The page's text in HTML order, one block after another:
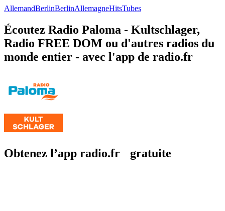
AllemandBerlinBerlinAllemagneHitsTubes
Écoutez Radio Paloma - Kultschlager,
Radio FREE DOM ou d'autres radios du
monde entier - avec l'app de radio.fr
Obtenez l’app radio.fr gratuite